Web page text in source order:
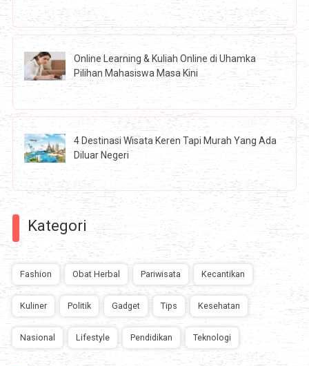
Online Learning & Kuliah Online di Uhamka
Pilihan Mahasiswa Masa Kini
4 Destinasi Wisata Keren Tapi Murah Yang Ada
Diluar Negeri
Kategori
Fashion Obat Herbal Pariwisata Kecantikan
Kuliner Politik Gadget Tips Kesehatan
Nasional Lifestyle Pendidikan Teknologi